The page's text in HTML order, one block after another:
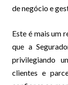
de negócio e
Este é mais um
que a
privilegiando
clientes e